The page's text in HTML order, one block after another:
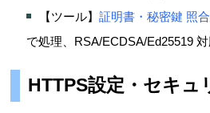
【ツール】証明書・秘密鍵 照
で処理、RSA/ECDSA/Ed25519 対
HTTPS設定・セキュ